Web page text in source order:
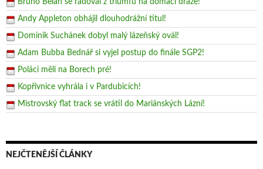
Andy Appleton obhájil dlouhodrážní titul!
Dominik Suchánek dobyl malý lázeňský ovál!
Adam Bubba Bednář si vyjel postup do finále SGP2!
Poláci měli na Borech pré!
Kopřivnice vyhrála i v Pardubicích!
Mistrovský flat track se vrátil do Mariánských Lázní!
NEJČTENĚJŠÍ ČLÁNKY